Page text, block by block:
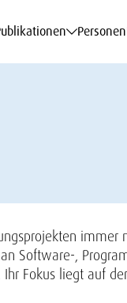
Personen
Software-,
Fokus liegt auf